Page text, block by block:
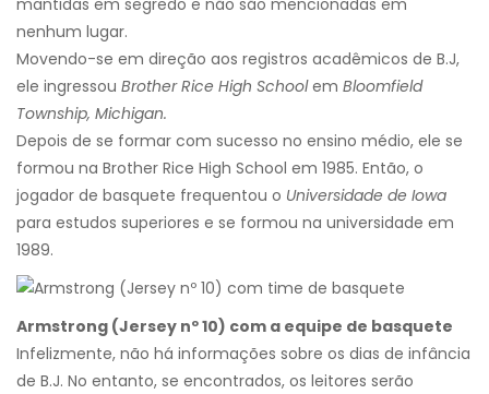
mantidas em segredo e não são mencionadas em
nenhum lugar.
Movendo-se em direção aos registros acadêmicos de B.J,
ele ingressou Brother Rice High Schoolem Bloomfield
Township, Michigan.
Depois de se formar com sucesso no ensino médio, ele se
formou na Brother Rice High School em 1985. Então, o
jogador de basquete frequentou o Universidade de Iowa
para estudos superiores e se formou na universidade em
1989.
Armstrong (Jersey nº 10) com a equipe de basquete
Infelizmente, não há informações sobre os dias de infância
de B.J. No entanto, se encontrados, os leitores serão